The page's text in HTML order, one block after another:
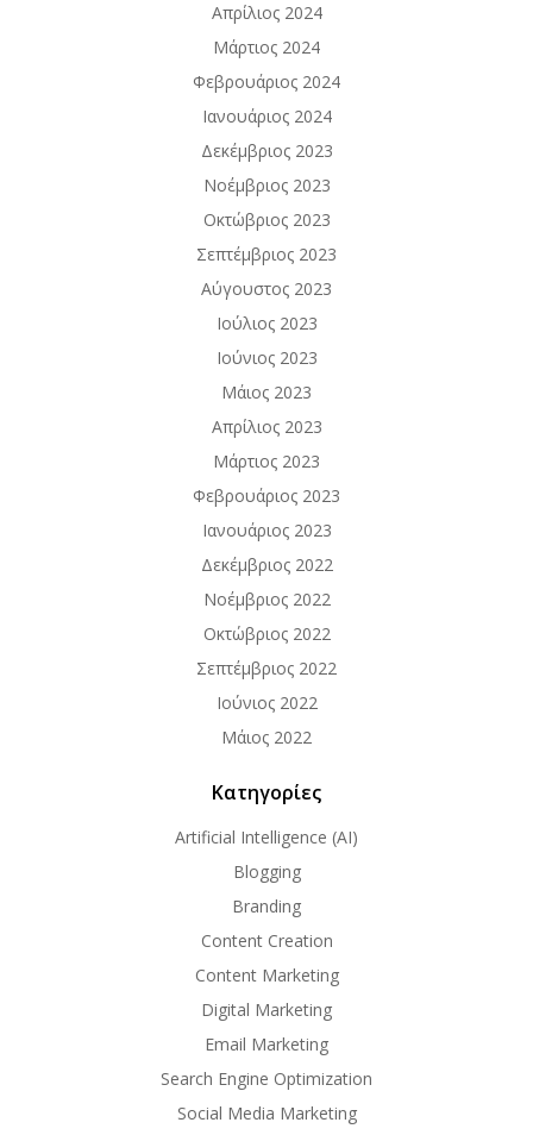
Απρίλιος 2024
Μάρτιος 2024
Φεβρουάριος 2024
Ιανουάριος 2024
Δεκέμβριος 2023
Νοέμβριος 2023
Οκτώβριος 2023
Σεπτέμβριος 2023
Αύγουστος 2023
Ιούλιος 2023
Ιούνιος 2023
Μάιος 2023
Απρίλιος 2023
Μάρτιος 2023
Φεβρουάριος 2023
Ιανουάριος 2023
Δεκέμβριος 2022
Νοέμβριος 2022
Οκτώβριος 2022
Σεπτέμβριος 2022
Ιούνιος 2022
Μάιος 2022
Κατηγορίες
Artificial Intelligence (AI)
Blogging
Branding
Content Creation
Content Marketing
Digital Marketing
Email Marketing
Search Engine Optimization
Social Media Marketing